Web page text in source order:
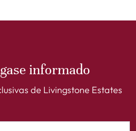
informado
de Livingstone Estates